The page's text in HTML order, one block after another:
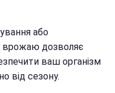
або
врожаю дозволяє
ваш організм
від сезону.